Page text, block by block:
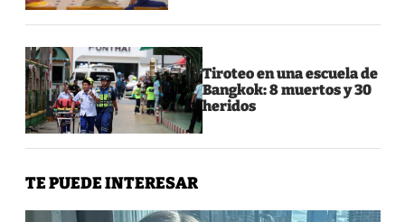
Tiroteo en una escuela de
Bangkok: 8 muertos y 30
heridos
TE PUEDE INTERESAR